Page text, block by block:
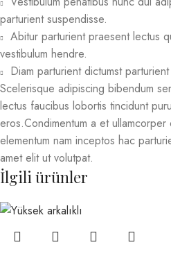
parturient suspendisse.
Abitur parturient praesent lectus
vestibulum hendre.
Diam parturient dictumst
Scelerisque adipiscing bibendum
lectus faucibus lobortis tincidunt
eros.Condimentum a et ullamcorper
elementum nam inceptos hac
amet elit ut volutpat.
İlgili ürünler